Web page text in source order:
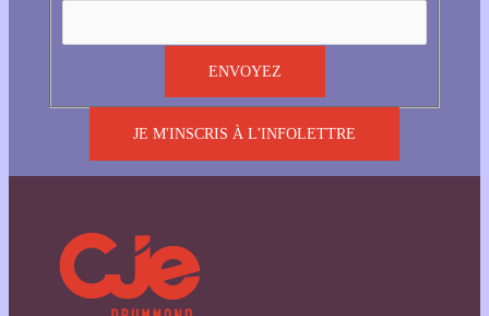
JE M'INSCRIS À L'INFOLETTRE